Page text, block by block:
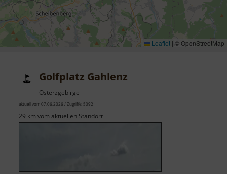
Leaflet | © OpenStreetMap
Golfplatz Gahlenz
Osterzgebirge
aktuell vom 07.06.2026 / Zugriffe: 5092
29 km vom aktuellen Standort